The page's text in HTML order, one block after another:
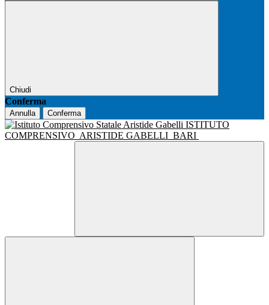
Chiudi
Conferma
Annulla Conferma
ISTITUTO
COMPRENSIVO ARISTIDE GABELLI BARI